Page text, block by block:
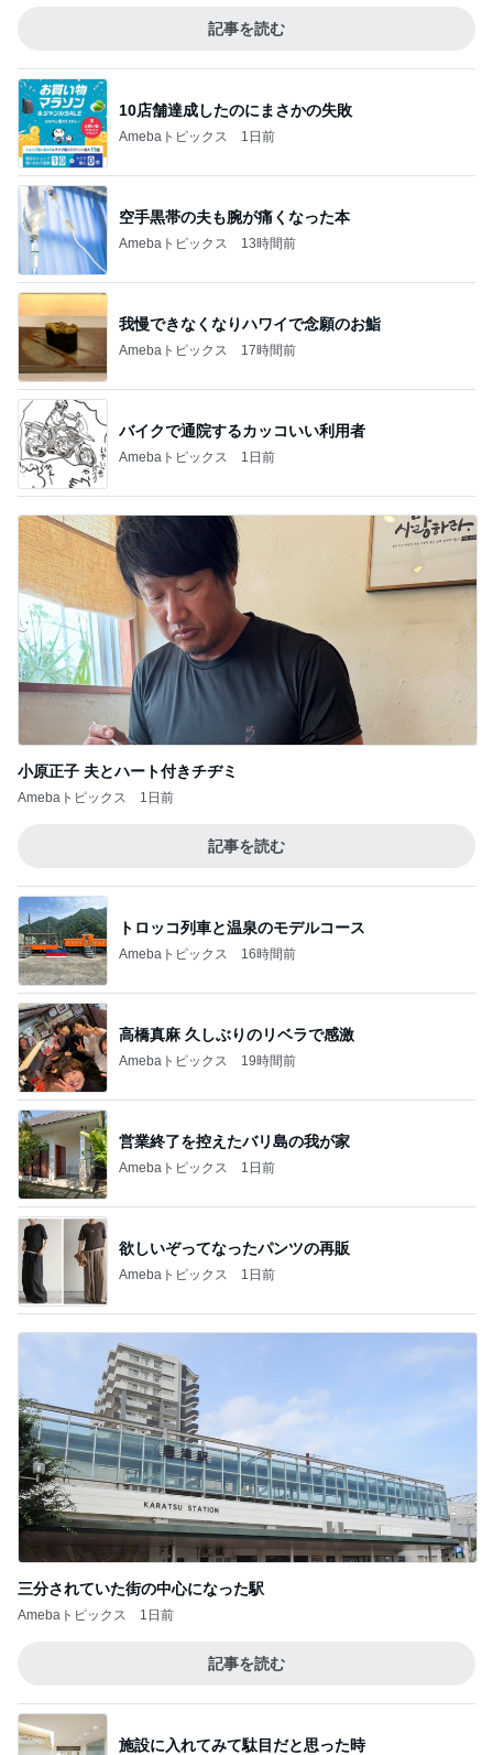
記事を読む
10店舗達成したのにまさかの失敗
Amebaトピックス 1日前
空手黒帯の夫も腕が痛くなった本
Amebaトピックス 13時間前
我慢できなくなりハワイで念願のお鮨
Amebaトピックス 17時間前
バイクで通院するカッコいい利用者
Amebaトピックス 1日前
小原正子 夫とハート付きチヂミ
Amebaトピックス 1日前
記事を読む
トロッコ列車と温泉のモデルコース
Amebaトピックス 16時間前
高橋真麻 久しぶりのリベラで感激
Amebaトピックス 19時間前
営業終了を控えたバリ島の我が家
Amebaトピックス 1日前
欲しいぞってなったパンツの再販
Amebaトピックス 1日前
三分されていた街の中心になった駅
Amebaトピックス 1日前
記事を読む
施設に入れてみて駄目だと思った時